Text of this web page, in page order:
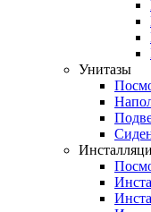
Унитазы